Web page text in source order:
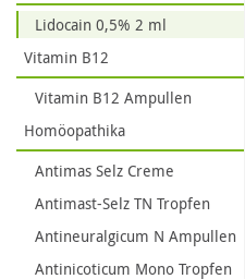
Lidocain 0,5% 2 ml
Vitamin B12
Vitamin B12 Ampullen
Homöopathika
Antimas Selz Creme
Antimast-Selz TN Tropfen
Antineuralgicum N Ampullen
Antinicoticum Mono Tropfen